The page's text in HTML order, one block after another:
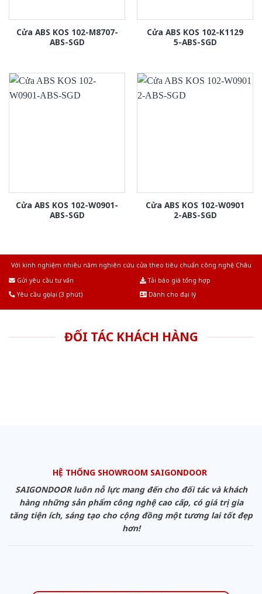
Cửa ABS KOS 102-M8707-
ABS-SGD
Cửa ABS KOS 102-K1129
5-ABS-SGD
Cửa ABS KOS 102-W0901-
ABS-SGD
Cửa ABS KOS 102-W0901
2-ABS-SGD
Với kinh nghiệm nhiêu năm nghiên cứu cửa theo tiêu chuẩn công nghệ Châu
Gửi yêu cầu tư vấn
Tải báo giá tổng hợp
Yêu cầu gọi lại (3 phút)
Dành cho đại lý
ĐỐI TÁC KHÁCH HÀNG
HỆ THỐNG SHOWROOM SAIGONDOOR
SAIGONDOOR luôn nỗ lực mang đến cho đối tác và khách
hàng những sản phẩm công nghệ cao cấp, có giá trị gia
tăng tiện ích, sáng tạo cho cộng đồng một tương lai tốt đẹp
hơn!